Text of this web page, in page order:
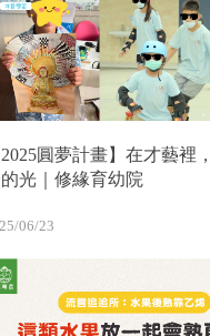
圓夢計畫】在才藝裡
光｜修緣育幼院
06/23